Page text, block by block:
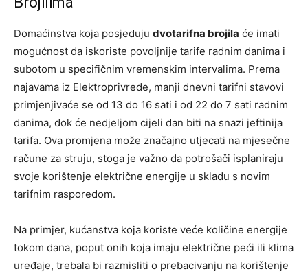
Domaćinstva koja posjeduju dvotarifna brojila će imati
mogućnost da iskoriste povoljnije tarife radnim danima i
subotom u specifičnim vremenskim intervalima. Prema
najavama iz Elektroprivrede, manji dnevni tarifni stavovi
primjenjivaće se od 13 do 16 sati i od 22 do 7 sati radnim
danima, dok će nedjeljom cijeli dan biti na snazi jeftinija
tarifa. Ova promjena može značajno utjecati na mjesečne
račune za struju, stoga je važno da potrošači isplaniraju
svoje korištenje električne energije u skladu s novim
tarifnim rasporedom.
Na primjer, kućanstva koja koriste veće količine energije
tokom dana, poput onih koja imaju električne peći ili klima
uređaje, trebala bi razmisliti o prebacivanju na korištenje